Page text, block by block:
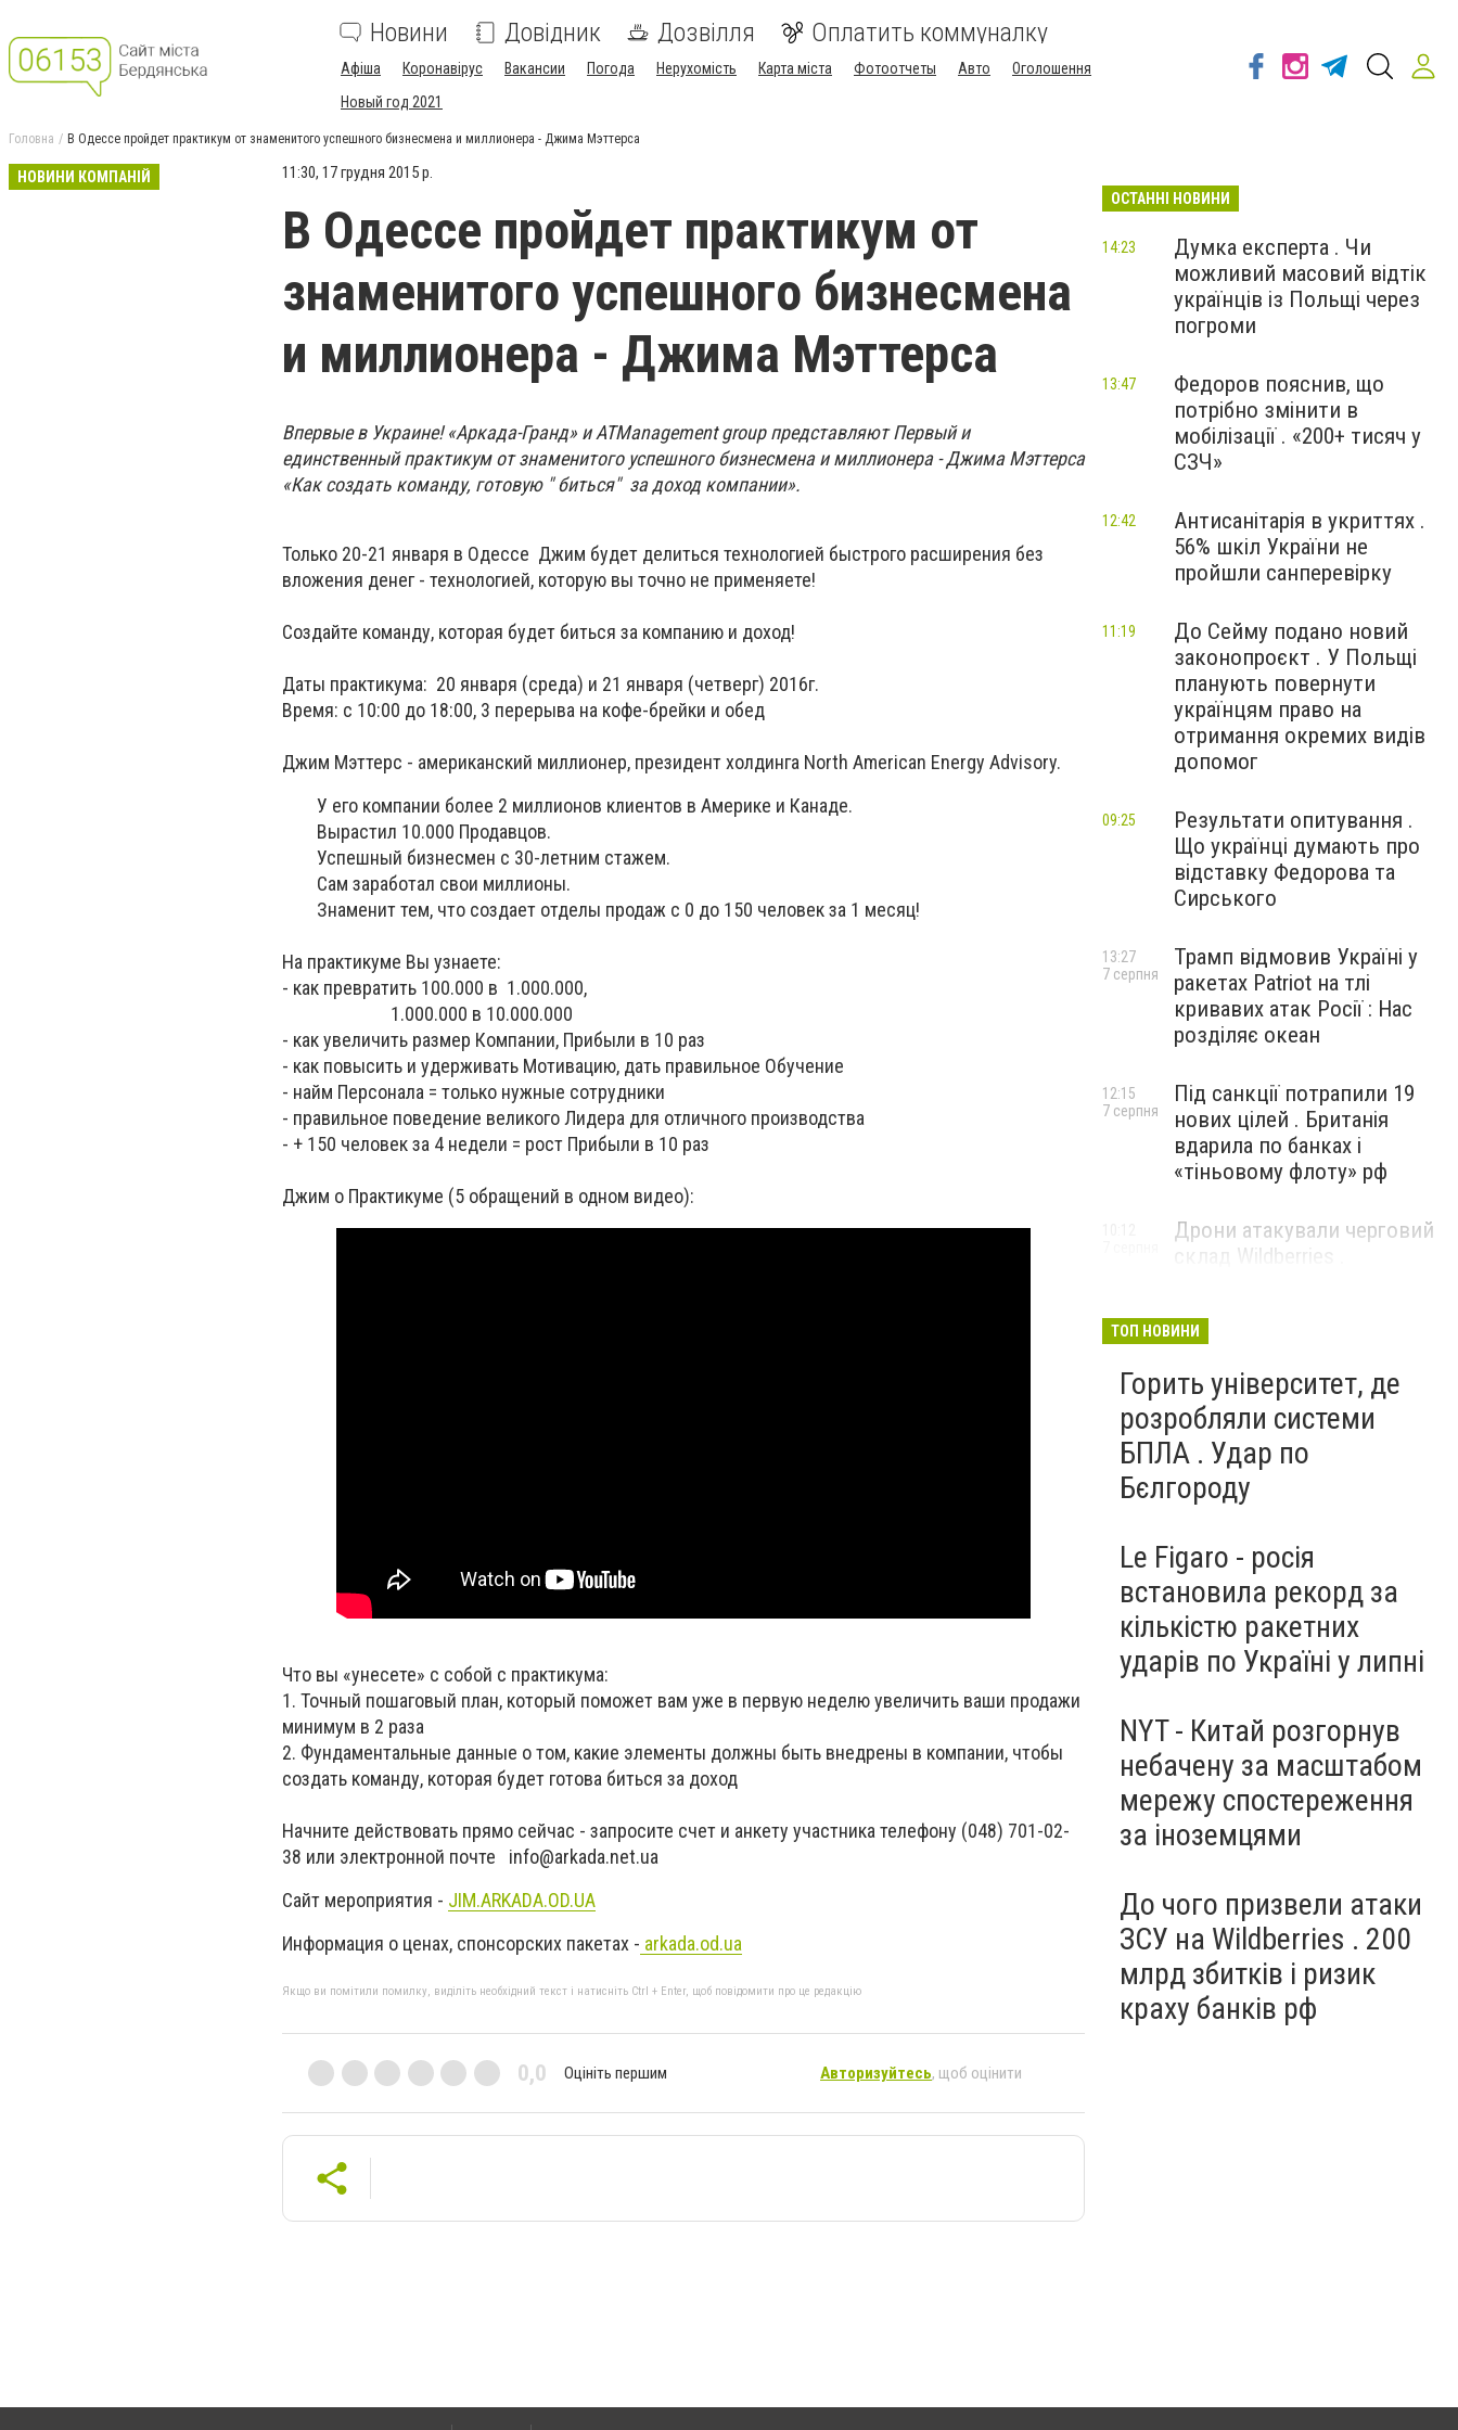
Новини Довідник Дозвілля Оплатить коммуналку
Афіша Коронавірус Вакансии Погода Нерухомість Карта міста Фотоотчеты Авто
Оголошення
Новый год 2021
Головна В Одессе пройдет практикум от знаменитого успешного бизнесмена и миллионера - Джима Мэттерса
НОВИНИ КОМПАНІЙ 11:30, 17 грудня 2015 р.
В Одессе пройдет практикум от
знаменитого успешного бизнесмена
и миллионера - Джима Мэттерса
Впервые в Украине! «Аркада-Гранд» и ATManagement group представляют Первый и
единственный практикум от знаменитого успешного бизнесмена и миллионера - Джима Мэттерса
«Как создать команду, готовую " биться" за доход компании».
Только 20-21 января в Одессе Джим будет делиться технологией быстрого расширения без
вложения денег - технологией, которую вы точно не применяете!
Создайте команду, которая будет биться за компанию и доход!
Даты практикума: 20 января (среда) и 21 января (четверг) 2016г.
Время: с 10:00 до 18:00, 3 перерыва на кофе-брейки и обед
Джим Мэттерс - американский миллионер, президент холдинга North American Energy Advisory.
У его компании более 2 миллионов клиентов в Америке и Канаде.
Вырастил 10.000 Продавцов.
Успешный бизнесмен с 30-летним стажем.
Сам заработал свои миллионы.
Знаменит тем, что создает отделы продаж с 0 до 150 человек за 1 месяц!
На практикуме Вы узнаете:
- как превратить 100.000 в 1.000.000,
1.000.000 в 10.000.000
- как увеличить размер Компании, Прибыли в 10 раз
- как повысить и удерживать Мотивацию, дать правильное Обучение
- найм Персонала = только нужные сотрудники
- правильное поведение великого Лидера для отличного производства
- + 150 человек за 4 недели = рост Прибыли в 10 раз
Джим о Практикуме (5 обращений в одном видео):
Что вы «унесете» с собой с практикума:
1. Точный пошаговый план, который поможет вам уже в первую неделю увеличить ваши продажи
минимум в 2 раза
2. Фундаментальные данные о том, какие элементы должны быть внедрены в компании, чтобы
создать команду, которая будет готова биться за доход
Начните действовать прямо сейчас - запросите счет и анкету участника телефону (048) 701-02-
38 или электронной почте info@arkada.net.ua
Сайт мероприятия - JIM.ARKADA.OD.UA
Информация о ценах, спонсорских пакетах - arkada.od.ua
Якщо ви помітили помилку, виділіть необхідний текст і натисніть Ctrl + Enter, щоб повідомити про це редакцію
0,0 Оцініть першим Авторизуйтесь, щоб оцінити
ОСТАННІ НОВИНИ
Думка експерта . Чи
можливий масовий відтік
українців із Польщі через
погроми
14:23
Федоров пояснив, що
потрібно змінити в
мобілізації . «200+ тисяч у
СЗЧ»
13:47
Антисанітарія в укриттях .
56% шкіл України не
пройшли санперевірку
12:42
До Сейму подано новий
законопроєкт . У Польщі
планують повернути
українцям право на
отримання окремих видів
допомог
11:19
Результати опитування .
Що українці думають про
відставку Федорова та
Сирського
09:25
Трамп відмовив Україні у
ракетах Patriot на тлі
кривавих атак Росії : Нас
розділяє океан
13:27
7 серпня
Під санкції потрапили 19
нових цілей . Британія
вдарила по банках і
«тіньовому флоту» рф
12:15
7 серпня
Дрони атакували черговий
склад Wildberries .
ТОП НОВИНИ
Горить університет, де
розробляли системи
БПЛА . Удар по
Бєлгороду
Le Figaro - росія
встановила рекорд за
кількістю ракетних
ударів по Україні у липні
NYT - Китай розгорнув
небачену за масштабом
мережу спостереження
за іноземцями
До чого призвели атаки
ЗСУ на Wildberries . 200
млрд збитків і ризик
краху банків рф